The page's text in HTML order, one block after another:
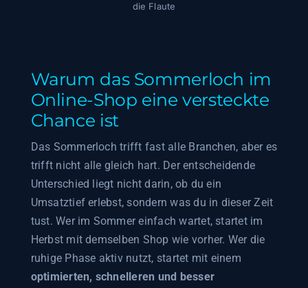
die Flaute
Warum das Sommerloch im
Online-Shop eine versteckte
Chance ist
Das Sommerloch trifft fast alle Branchen, aber es
trifft nicht alle gleich hart. Der entscheidende
Unterschied liegt nicht darin, ob du ein
Umsatztief erlebst, sondern was du in dieser Zeit
tust. Wer im Sommer einfach wartet, startet im
Herbst mit demselben Shop wie vorher. Wer die
ruhige Phase aktiv nutzt, startet mit einem
optimierten, schnelleren und besser